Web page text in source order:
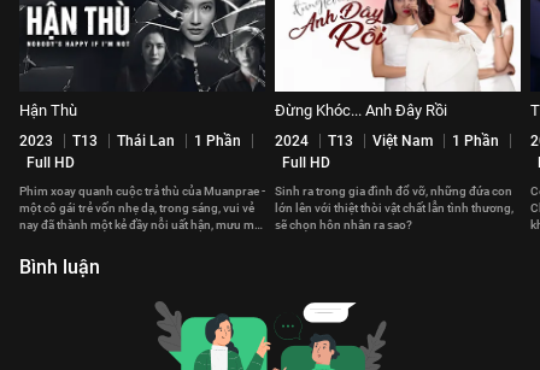
Hận Thù
2023 T13 Thái Lan
1 Phần
Full HD
Phim xoay quanh cuộc trả thù của Muanprae -
một cô gái trẻ vốn nhẹ dạ, trong sáng, vui vẻ
nay đã thành một kẻ đầy nỗi uất hận, mưu mô
Đừng Khóc... Anh Đây Rồi
2024 T13 Việt Nam
1 Phần
Full HD
Sinh ra trong gia đình đổ vỡ, những đứa con
lớn lên với thiệt thòi vật chất lẫn tình thương,
sẽ chọn hôn nhân ra sao?
Bình luận